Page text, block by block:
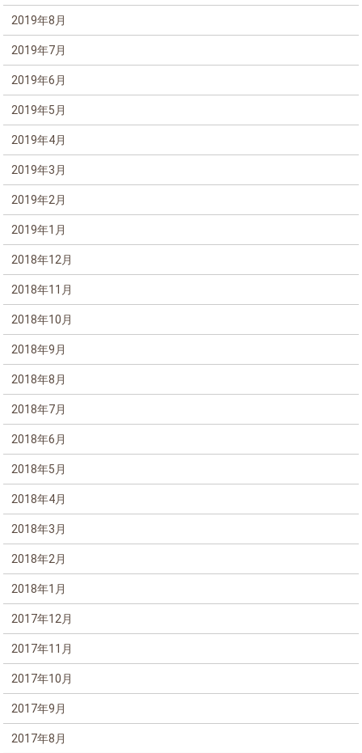
2019年8月
2019年7月
2019年6月
2019年5月
2019年4月
2019年3月
2019年2月
2019年1月
2018年12月
2018年11月
2018年10月
2018年9月
2018年8月
2018年7月
2018年6月
2018年5月
2018年4月
2018年3月
2018年2月
2018年1月
2017年12月
2017年11月
2017年10月
2017年9月
2017年8月